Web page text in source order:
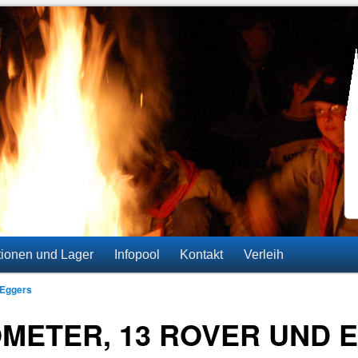
Gonsenheim
und Lager Infopool Kontakt Verleih
13 ROVER UND